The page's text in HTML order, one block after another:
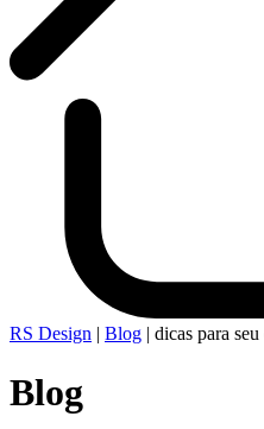
RS Design | Blog | dicas para
Blog